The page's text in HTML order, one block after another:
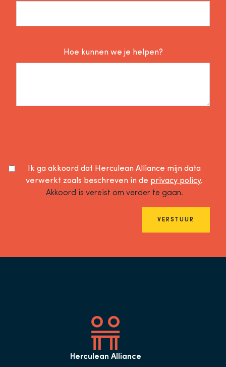
Hoe kunnen we je helpen?
Ik ga akkoord dat Herculean Alliance mijn data
verwerkt zoals beschreven in de privacy policy.
Akkoord is vereist om verder te gaan.
VERSTUUR
Herculean Alliance